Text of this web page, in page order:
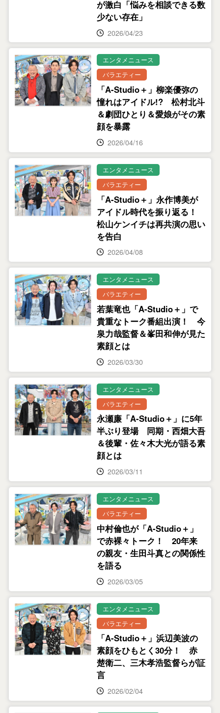
が激白「悩みを相談できる数
少ない存在」
2026/04/23
エンタメニュース
バラエティー
「A-Studio＋」柳楽優弥の
憧れはアイドル!? 松村北斗
＆劇団ひとり＆愛娘がその素
顔を暴露
2026/04/16
エンタメニュース
バラエティー
「A-Studio＋」永作博美が
アイドル時代を振り返る！
松山ケンイチは再共演の思い
を告白
2026/04/08
エンタメニュース
バラエティー
若葉竜也「A-Studio＋」で
貴重なトーク番組出演！ 今
泉力哉監督＆峯田和伸が見た
素顔とは
2026/03/30
エンタメニュース
バラエティー
永瀬廉「A-Studio＋」に5年
半ぶり登場 同期・西畑大吾
＆後輩・佐々木大光が語る素
顔とは
2026/03/11
エンタメニュース
バラエティー
中村倫也が「A-Studio＋」
で赤裸々トーク！ 20年来
の親友・生田斗真との関係性
を語る
2026/03/05
エンタメニュース
バラエティー
「A-Studio＋」浜辺美波の
素顔をひもとく30分！ 赤
楚衛二、三木孝浩監督らが証
言
2026/02/04